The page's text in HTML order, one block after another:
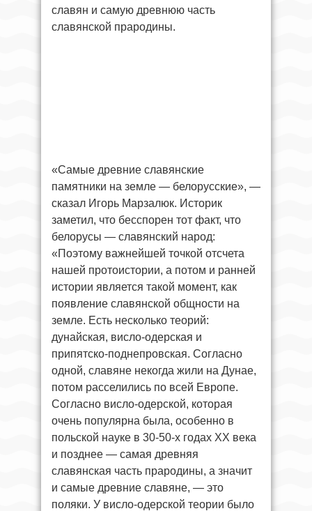
славян и самую древнюю часть
славянской прародины.
«Самые древние славянские
памятники на земле — белорусские», —
сказал Игорь Марзалюк. Историк
заметил, что бесспорен тот факт, что
белорусы — славянский народ:
«Поэтому важнейшей точкой отсчета
нашей протоистории, а потом и ранней
истории является такой момент, как
появление славянской общности на
земле. Есть несколько теорий:
дунайская, висло-одерская и
припятско-поднепровская. Согласно
одной, славяне некогда жили на Дунае,
потом расселились по всей Европе.
Согласно висло-одерской, которая
очень популярна была, особенно в
польской науке в 30-50-х годах XX века
и позднее — самая древняя
славянская часть прародины, а значит
и самые древние славяне, — это
поляки. У висло-одерской теории было